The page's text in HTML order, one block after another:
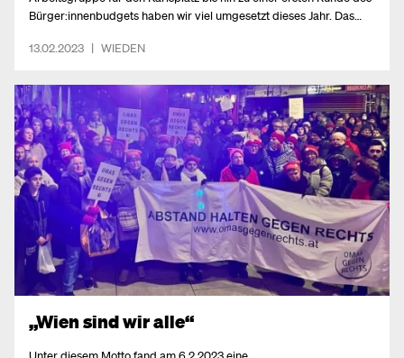
Bürger:innenbudgets haben wir viel umgesetzt dieses Jahr. Das
Projekte.
13.02.2023 | WIEDEN
„Wien sind wir alle“
Unter diesem Motto fand am 6.2.2023 eine